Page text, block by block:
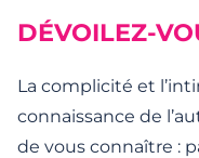
DÉVOILEZ-
La complicité et
connaissance de
de vous connaître :